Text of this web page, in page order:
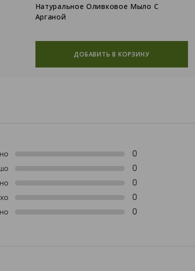
Натуральное Оливковое Мыло С
Арганой
ДОБАВИТЬ В КОРЗИНУ
0
0
0
0
0